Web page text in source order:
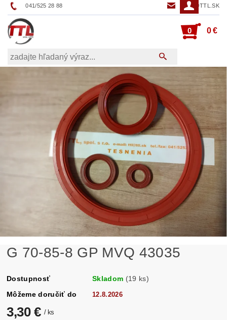
041/525 28 88 TTL@TTL.SK
0 0 €
G 70-85-8 GP MVQ 43035
Dostupnosť Skladom (19 ks)
Môžeme doručiť do
12.8.2026
3,30 € / ks